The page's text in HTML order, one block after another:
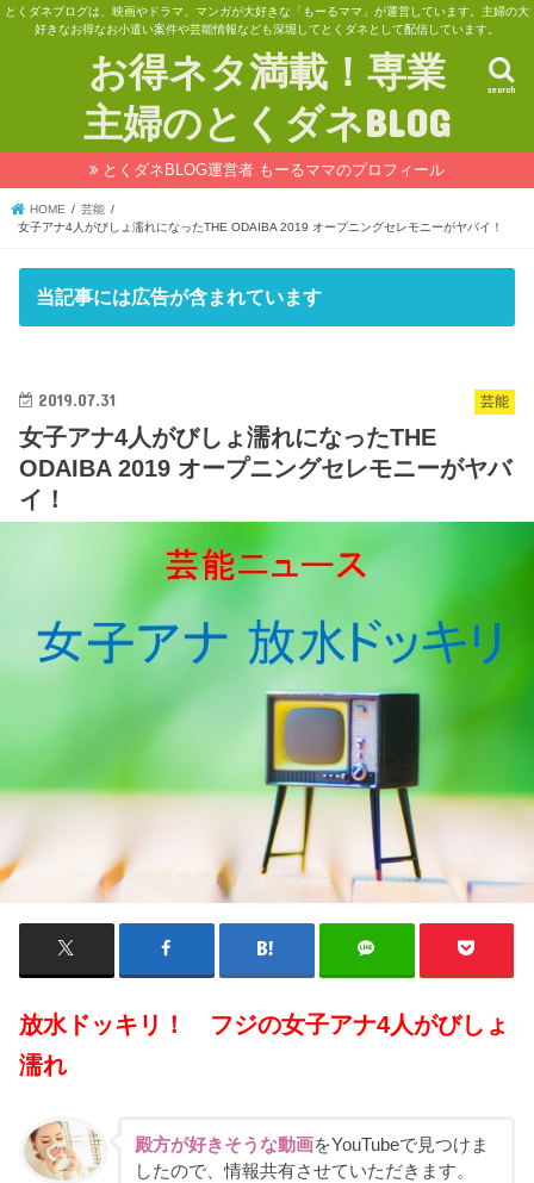
とくダネブログは、映画やドラマ、マンガが大好きな「もーるママ」が運営しています。主婦の大
好きなお得なお小遣い案件や芸能情報なども深堀してとくダネとして配信しています。
お得ネタ満載！専業
主婦のとくダネBLOG
search
とくダネBLOG運営者 もーるママのプロフィール
HOME
芸能
女子アナ4人がびしょ濡れになったTHE ODAIBA 2019 オープニングセレモニーがヤバイ！
当記事には広告が含まれています
芸能
2019.07.31
女子アナ4人がびしょ濡れになったTHE
ODAIBA 2019 オープニングセレモニーがヤバ
イ！
放水ドッキリ！ フジの女子アナ4人がびしょ
濡れ
殿方が好きそうな動画をYouTubeで見つけま
したので、情報共有させていただきます。